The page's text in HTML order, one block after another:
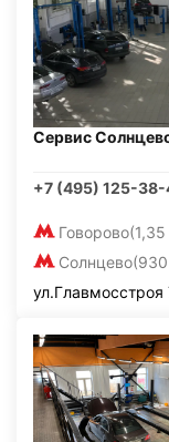
Сервис
+7 (495) 125-38-
Говорово
Солнцево
ул.Главмосстроя